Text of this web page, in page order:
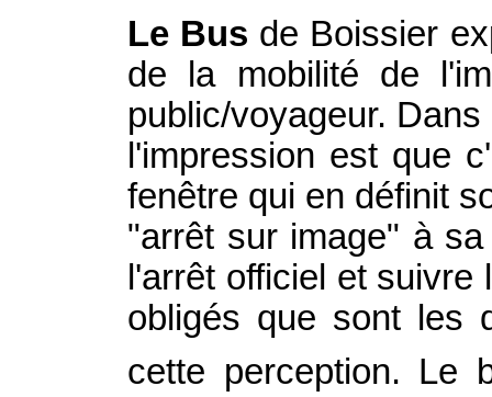
Le Bus de Boissier
de la mobilité de
public/voyageur.
l'impression est que
fenêtre qui en définit
"arrêt sur image" à
l'arrêt officiel et
obligés que sont les
cette perception. Le